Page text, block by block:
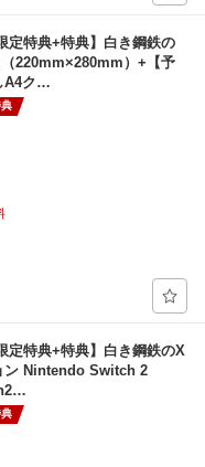
定特典+特典】白き鋼鉄の
220mm×280mm）+【予
A4ク…
定特典+特典】白き鋼鉄のX
ン Nintendo Switch 2